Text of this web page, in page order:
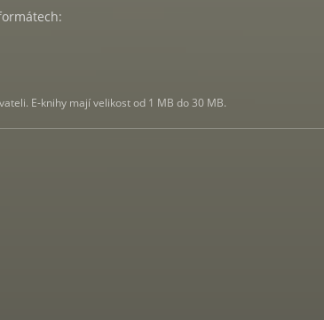
E-knihy mají velikost od 1 MB do 30 MB.